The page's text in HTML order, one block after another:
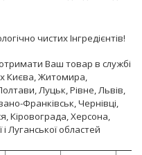
чистих Інгредієнтів!
Ваш товар в службі
Києва, Житомира,
Луцьк, Рівне, Львів,
Франківськ, Чернівці,
Кіровограда, Херсона,
Луганської областей